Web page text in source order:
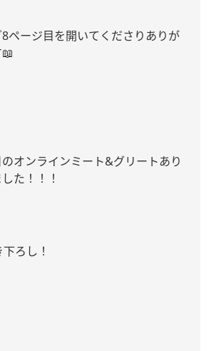
8ページ目を開いてくださりありが
📖
オンラインミート&グリートあり
た！！！
ろし！